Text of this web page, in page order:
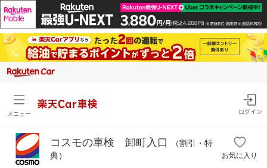
メニュー
楽天Car車検
ログイン
コスモの車検 卸町入口
（割引・特
典）
お気に入り